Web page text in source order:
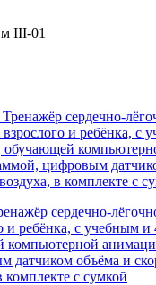
III-01
сердечно-
и ребёнка, с учебным и
датчиком объёма и
комплекте с сумкой